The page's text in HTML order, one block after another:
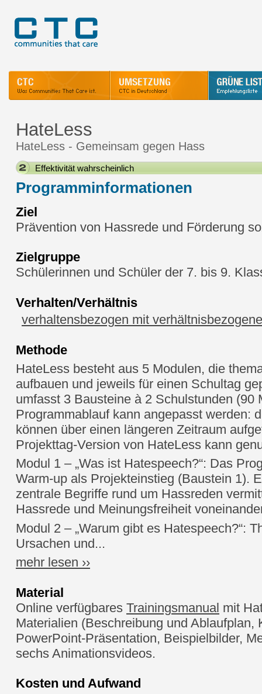
HateLess
HateLess - Gemeinsam gegen Hass
Effektivität wahrscheinlich
Programminformationen
Ziel
Prävention von Hassrede und Förderung
Zielgruppe
Schülerinnen und Schüler der 7. bis 9.
Verhalten/Verhältnis
verhaltensbezogen mit
Methode
HateLess besteht aus 5 Modulen, die
aufbauen und jeweils für einen Schultag
umfasst 3 Bausteine à 2 Schulstunden (90
Programmablauf kann angepasst werden:
können über einen längeren Zeitraum
Projekttag-Version von HateLess kann
Modul 1 – „Was ist Hatespeech?“: Das
Warm-up als Projekteinstieg (Baustein 1).
zentrale Begriffe rund um Hassreden
Hassrede und Meinungsfreiheit
Modul 2 – „Warum gibt es Hatespeech?“:
Ursachen und...
mehr lesen ››
Material
Online verfügbares Trainingsmanual mit
Materialien (Beschreibung und Ablaufplan,
PowerPoint-Präsentation, Beispielbilder,
sechs Animationsvideos.
Kosten und Aufwand